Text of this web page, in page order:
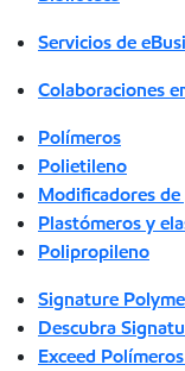
Servicios de
Colaboraciones
Polímeros
Polietileno
Modificadores
Plastómeros y
Polipropileno
Signature
Descubra
Exceed